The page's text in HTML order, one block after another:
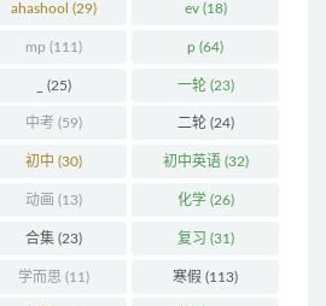
ahashool (29) ev(18)
mp (111) p (64)
(25) 一轮(23)
中考 (59) 二轮(24)
初中 (30) 初中英语(32)
动画 (13) 化学(26)
合集(23) 复习 (31)
学而思 (11) 寒假 (113)